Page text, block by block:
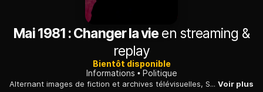
Mai 1981 : Changer la vie en streaming &
replay
Bientôt disponible
Informations
Politique
Alternant images de fiction et archives télévisuelles, Serge Moati raconte l'accès à la présidence de Mitterrand en 1981 après 23 années de pouvoir à droite. Voir plus